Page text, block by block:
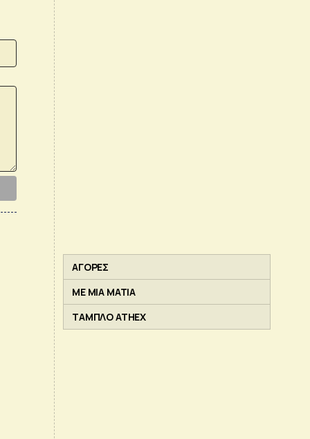
ΑΓΟΡΕΣ
ΜΕ ΜΙΑ ΜΑΤΙΑ
ΤΑΜΠΛΟ ATHEX